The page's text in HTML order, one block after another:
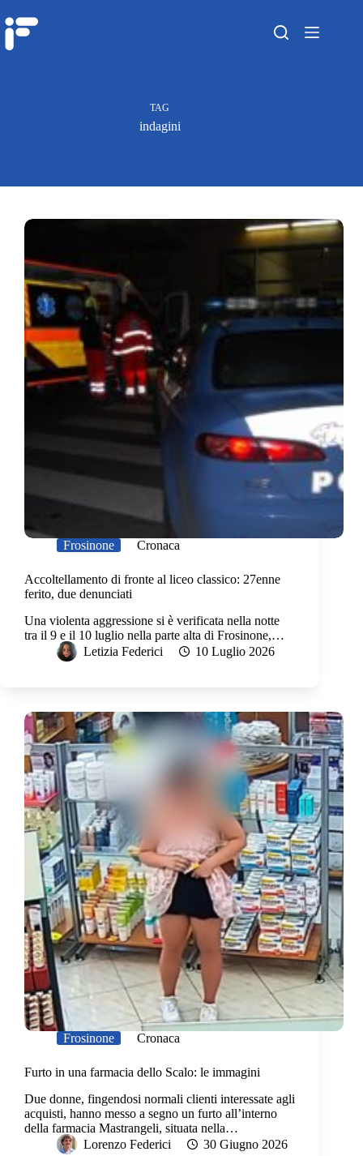
TAG
indagini
Frosinone Cronaca
Accoltellamento di fronte al liceo classico: 27enne
ferito, due denunciati
Una violenta aggressione si è verificata nella notte
tra il 9 e il 10 luglio nella parte alta di Frosinone,…
Letizia Federici
10 Luglio 2026
Frosinone Cronaca
Furto in una farmacia dello Scalo: le immagini
Due donne, fingendosi normali clienti interessate agli
acquisti, hanno messo a segno un furto all’interno
della farmacia Mastrangeli, situata nella…
Lorenzo Federici
30 Giugno 2026